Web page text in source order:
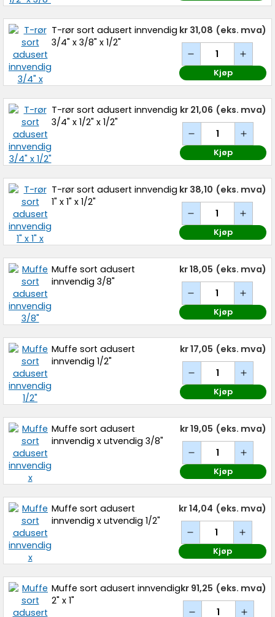
T-rør sort adusert innvendig
3/4" x 3/8" x 1/2"
kr 31,08 (eks. mva)
Kjøp
T-rør sort adusert innvendig
3/4" x 1/2" x 1/2"
kr 21,06 (eks. mva)
Kjøp
T-rør sort adusert innvendig
1" x 1" x 1/2"
kr 38,10 (eks. mva)
Kjøp
Muffe sort adusert
innvendig 3/8"
kr 18,05 (eks. mva)
Kjøp
Muffe sort adusert
innvendig 1/2"
kr 17,05 (eks. mva)
Kjøp
Muffe sort adusert
innvendig x utvendig 3/8"
kr 19,05 (eks. mva)
Kjøp
Muffe sort adusert
innvendig x utvendig 1/2"
kr 14,04 (eks. mva)
Kjøp
Muffe sort adusert innvendig
2" x 1"
kr 91,25 (eks. mva)